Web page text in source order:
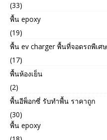
(33)
พื้น epoxy
(19)
พื้น ev charger พื้นที่จอดรถพืเศ
(17)
พื้นห้องเย็น
(2)
พื้นอีพ็อกซี่ รับทำพื้น ราคาถูก
(30)
พื้น epoxy